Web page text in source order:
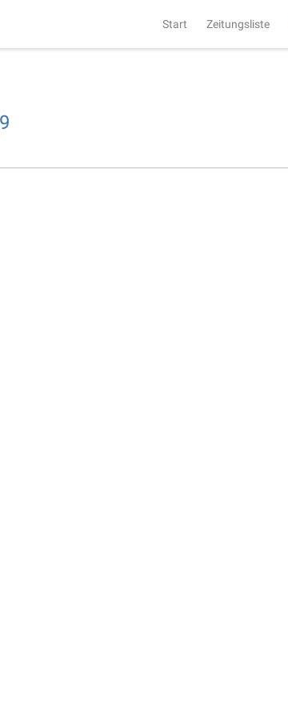
Start Zeitungsliste